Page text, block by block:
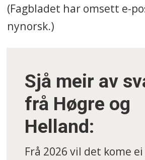
(Fagbladet har omsett e-
nynorsk.)
Sjå meir av
frå Høgre og
Helland:
Frå 2026 vil det kome